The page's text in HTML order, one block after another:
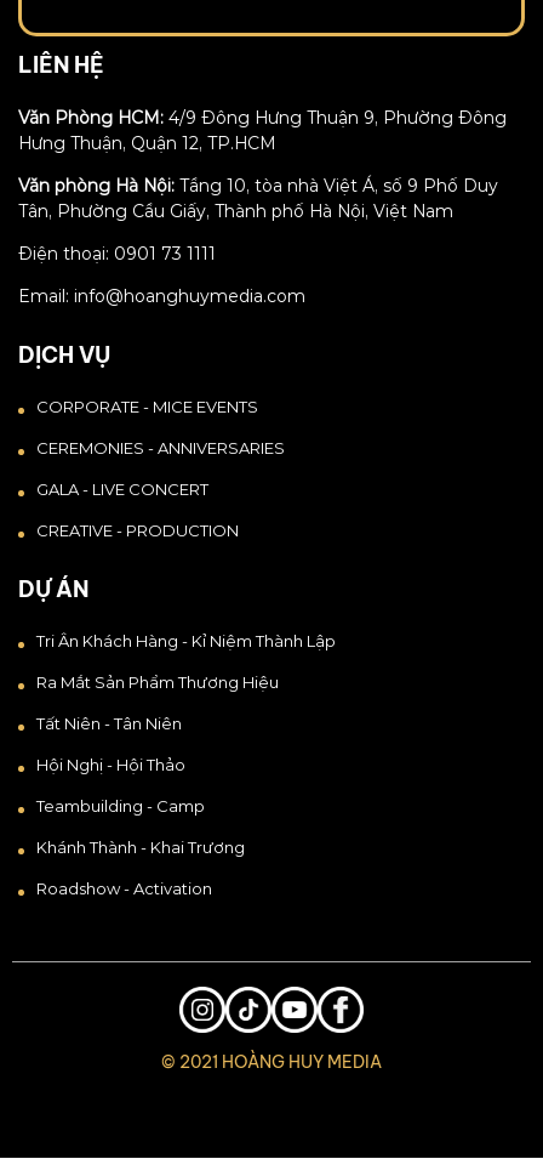
LIÊN HỆ
Văn Phòng HCM: 4/9 Đông Hưng Thuận 9, Phường Đông
Hưng Thuận, Quận 12, TP.HCM
Văn phòng Hà Nội: Tầng 10, tòa nhà Việt Á, số 9 Phố Duy
Tân, Phường Cầu Giấy, Thành phố Hà Nội, Việt Nam
Điện thoại: 0901 73 1111
Email: info@hoanghuymedia.com
DỊCH VỤ
CORPORATE - MICE EVENTS
CEREMONIES - ANNIVERSARIES
GALA - LIVE CONCERT
CREATIVE - PRODUCTION
DỰ ÁN
Tri Ân Khách Hàng - Kỉ Niệm Thành Lập
Ra Mắt Sản Phẩm Thương Hiệu
Tất Niên - Tân Niên
Hội Nghị - Hội Thảo
Teambuilding - Camp
Khánh Thành - Khai Trương
Roadshow - Activation
© 2021 HOÀNG HUY MEDIA